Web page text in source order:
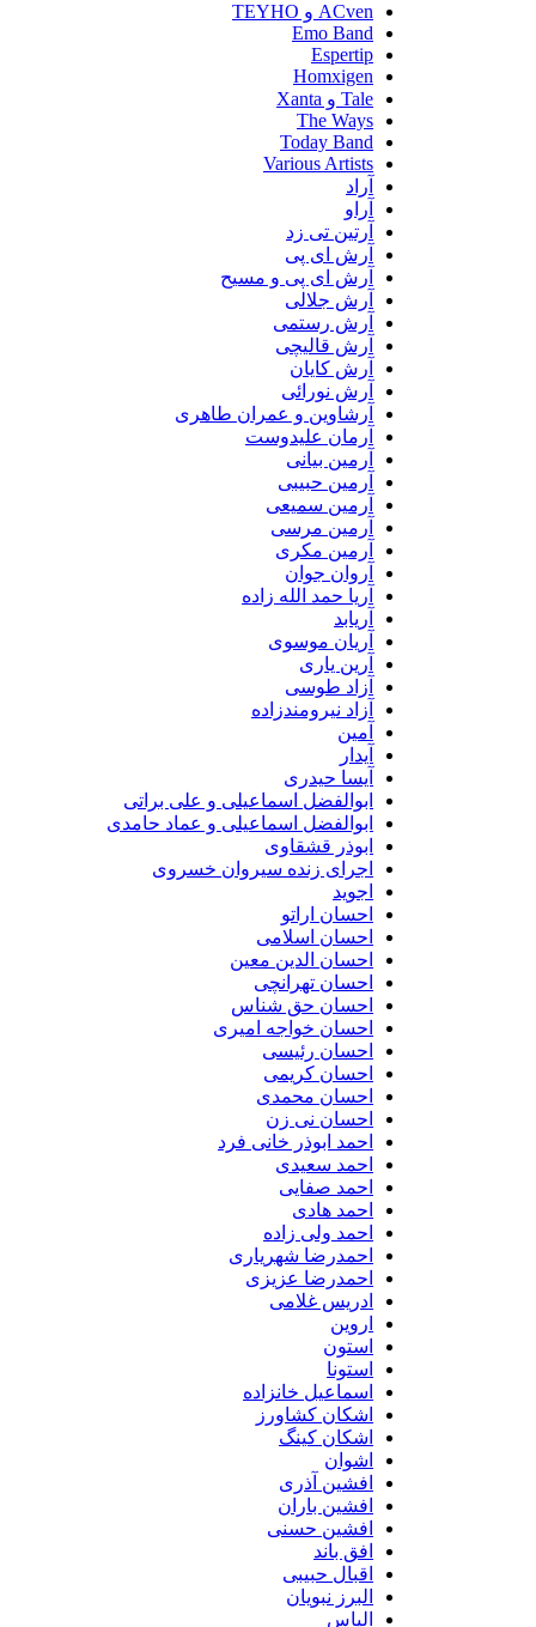
ACven و TEYHO
Emo Band
Espertip
Homxigen
The Ways
Today Band
Various Artists
آرتین تی زد
آرش ای پی
آرش ای پی و مسیح
آرش جلالی
آرش رستمی
آرش قالیچی
آرش کایان
آرش نورائی
آرشاوین و عمران طاهری
آرمان علیدوست
آرمین بیانی
آرمین حبیبی
آرمین سمیعی
آرمین مرسی
آرمین مکری
آروان جوان
آریا حمد الله زاده
آریان موسوی
آرین یاری
آزاد طوسی
آزاد نیرومندزاده
آیسا حیدری
ابوالفضل اسماعیلی و علی براتی
ابوالفضل اسماعیلی و عماد حامدی
ابوذر قشقاوی
اجرای زنده سیروان خسروی
احسان اراتو
احسان اسلامی
احسان الدین معین
احسان تهرانچی
احسان حق شناس
احسان خواجه امیری
احسان رئیسی
احسان کریمی
احسان محمدی
احسان نی زن
احمد ابوذر خانی فرد
احمد سعیدی
احمد صفایی
احمد هادی
احمد ولی زاده
احمدرضا شهریاری
احمدرضا عزیزی
ادریس غلامی
اسماعیل خانزاده
اشکان کشاورز
اشکان کینگ
افشین آذری
افشین باران
افشین حسنی
افق باند
اقبال حبیبی
البرز نبویان